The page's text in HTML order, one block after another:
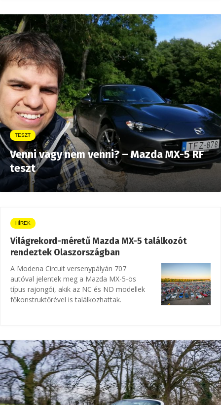
TESZT
Venni vagy nem venni? – Mazda MX-5 RF
teszt
HÍREK
Világrekord-méretű Mazda MX-5 találkozót
rendeztek Olaszországban
A Modena Circuit versenypályán 707
autóval jelentek meg a Mazda MX-5-ös
típus rajongói, akik az NC és ND modellek
főkonstruktőrével is találkozhattak.